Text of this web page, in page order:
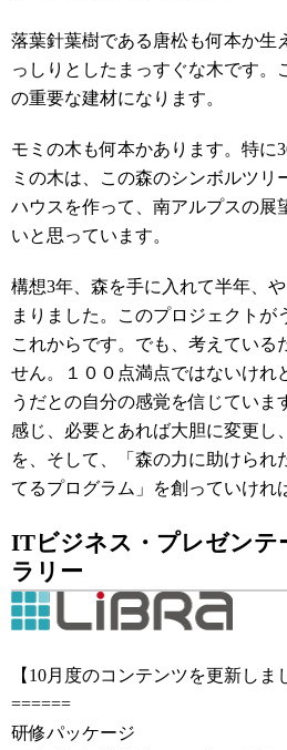
落葉針葉樹である唐松も何本か生
っしりとしたまっすぐな木です。
の重要な建材になります。
モミの木も何本かあります。特に
ミの木は、この森のシンボルツリ
ハウスを作って、南アルプスの展
いと思っています。
構想3年、森を手に入れて半年、
まりました。このプロジェクトが
これからです。でも、考えている
せん。１００点満点ではないけれ
うだとの自分の感覚を信じていま
感じ、必要とあれば大胆に変更し
を、そして、「森の力に助けられ
てるプログラム」を創っていけれ
ITビジネス・プレゼンテ
ラリー
【10月度のコンテンツを更新しま
======
研修パッケージ